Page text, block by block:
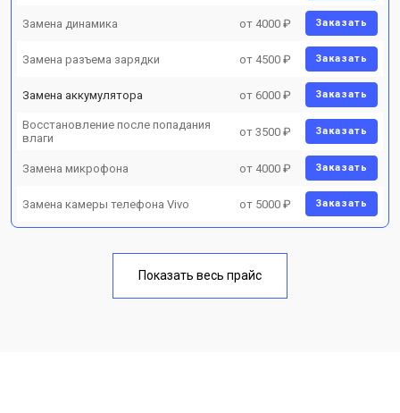
Замена динамика от 4000 ₽ Заказать
Замена разъема зарядки от 4500 ₽ Заказать
Замена аккумулятора от 6000 ₽ Заказать
Восстановление после попадания
влаги
от 3500 ₽ Заказать
Замена микрофона от 4000 ₽ Заказать
Замена камеры телефона Vivo от 5000 ₽ Заказать
Показать весь прайс